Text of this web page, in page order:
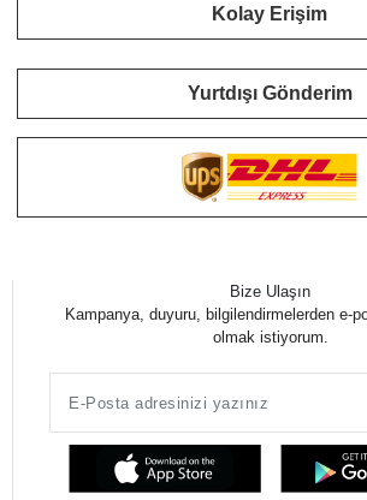
Kolay Erişim
Yurtdışı Gönderim
Bize Ulaşın
Kampanya, duyuru, bilgilendirmelerden e-
olmak istiyorum.